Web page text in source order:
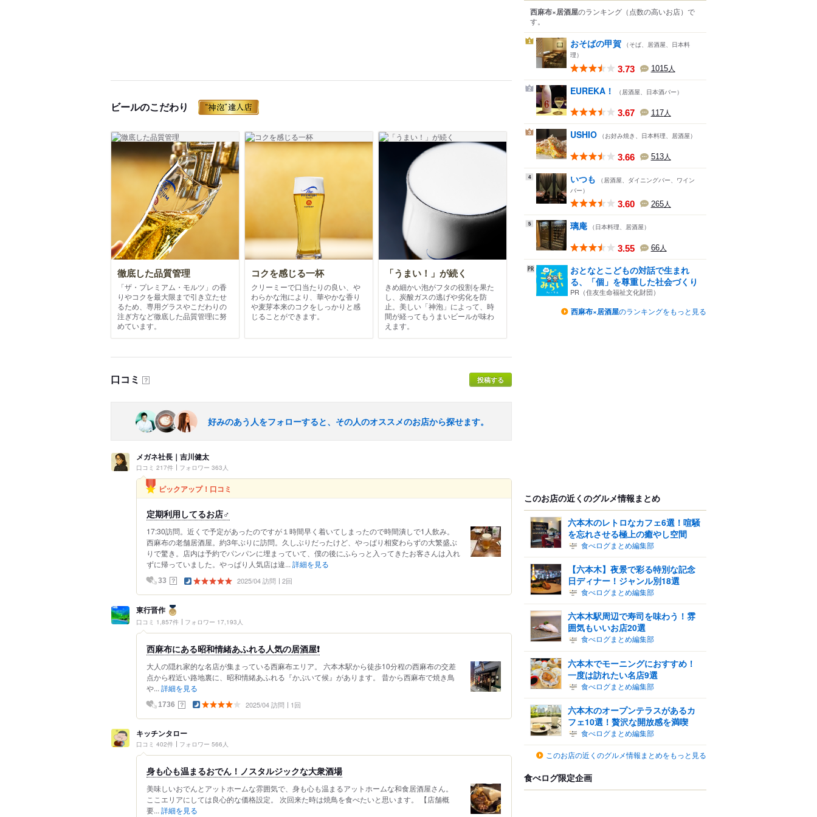
ビールのこだわり
徹底した品質管理
「ザ・プレミアム・モルツ」の香
りやコクを最大限まで引き立たせ
るため、専用グラスやこだわりの
注ぎ方など徹底した品質管理に努
めています。
コクを感じる一杯
クリーミーで口当たりの良い、や
わらかな泡により、華やかな香り
や麦芽本来のコクをしっかりと感
じることができます。
「うまい！」が続く
きめ細かい泡がフタの役割を果た
し、炭酸ガスの逃げや劣化を防
止。美しい「神泡」によって、時
間が経ってもうまいビールが味わ
えます。
口コミ ？ 投稿する
好みのあう人をフォローすると、その人のオススメのお店から探せます。
メガネ社長｜吉川健太
口コミ 217件 フォロワー 363人
ピックアップ！口コミ
定期利用してるお店‍♂️
17:30訪問。近くで予定があったのですが１時間早く着いてしまったので時間潰しで1人飲み。
西麻布の老舗居酒屋。約3年ぶりに訪問。久しぶりだったけど、やっぱり相変わらずの大繁盛ぶ
りで驚き。店内は予約でパンパンに埋まっていて、僕の後にふらっと入ってきたお客さんは入れ
ずに帰っていました。やっぱり人気店は違... 詳細を見る
33 ？ 2025/04 訪問 2回
東行晋作
口コミ 1,857件 フォロワー 17,193人
西麻布にある昭和情緒あふれる人気の居酒屋❗️
大人の隠れ家的な名店が集まっている西麻布エリア。 六本木駅から徒歩10分程の西麻布の交差
点から程近い路地裏に、昭和情緒あふれる『かぶいて候』があります。 昔から西麻布で焼き鳥
や... 詳細を見る
1736 ？ 2025/04 訪問 1回
キッチンタロー
口コミ 402件 フォロワー 566人
身も心も温まるおでん！ノスタルジックな大衆酒場
美味しいおでんとアットホームな雰囲気で、身も心も温まるアットホームな和食居酒屋さん。
ここエリアにしては良心的な価格設定。 次回来た時は焼鳥を食べたいと思います。 【店舗概
要... 詳細を見る
西麻布×居酒屋のランキング （点数の高いお店） で
す。
1 おそばの甲賀 （そば、居酒屋、日本料
理）
3.73 1015人
2 EUREKA！ （居酒屋、日本酒バー）
3.67 117人
3 USHIO （お好み焼き、日本料理、居酒屋）
3.66 513人
4 いつも
（居酒屋、ダイニングバー、ワイン
バー）
3.60 265人
5 璃庵 （日本料理、居酒屋）
3.55 66人
おとなとこどもの対話で生まれ
る、「個」を尊重した社会づくり
PR（住友生命福祉文化財団）
西麻布×居酒屋のランキングをもっと見る
このお店の近くのグルメ情報まとめ
六本木のレトロなカフェ6選！喧騒
を忘れさせる極上の癒やし空間
食べログまとめ編集部
【六本木】夜景で彩る特別な記念
日ディナー！ジャンル別18選
食べログまとめ編集部
六本木駅周辺で寿司を味わう！雰
囲気もいいお店20選
食べログまとめ編集部
六本木でモーニングにおすすめ！
一度は訪れたい名店9選
食べログまとめ編集部
六本木のオープンテラスがあるカ
フェ10選！贅沢な開放感を満喫
食べログまとめ編集部
このお店の近くのグルメ情報まとめをもっと見る
食べログ限定企画